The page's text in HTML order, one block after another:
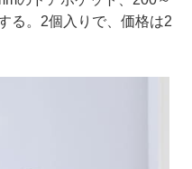
る。2個入りで、価格は2